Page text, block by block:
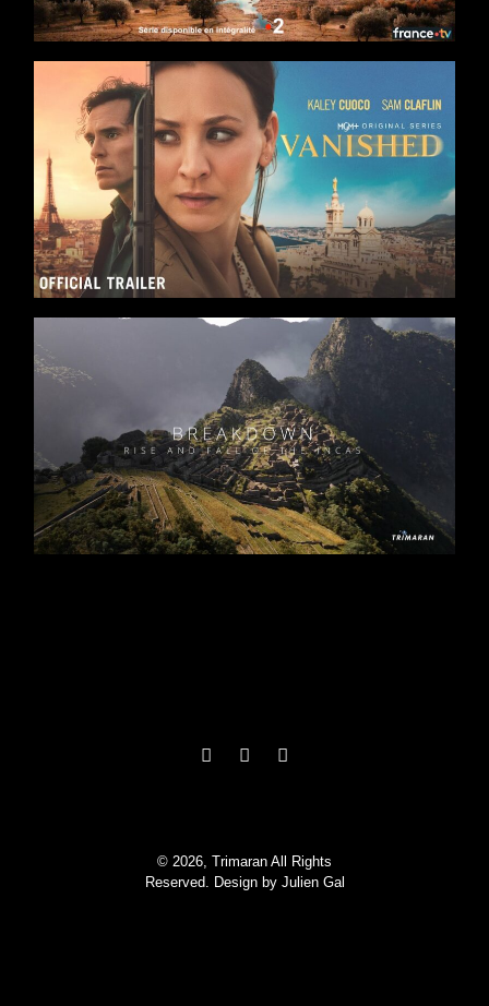
Séries
4 x 50
Action/Drame /Thriller
Casting : Kaley Cuoco, Sam Claflin, Karin Viard, Matthias
Schweighöfer, Simon
Production : AGC Television, Fragile Films, Peninsula Film
Séries Documentaires
4 x 45
Docudrama/Histoire
Réalisateur : Quentin Domart
Pernel Media pour RMCD
© 2026, Trimaran All Rights
Reserved. Design byJulien Gal